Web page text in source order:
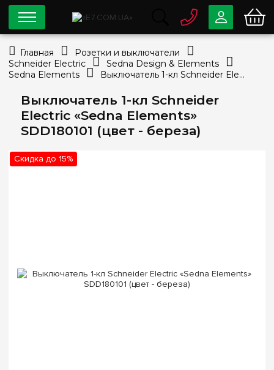
Выключатель 1-кл Schneider
Electric «Sedna Elements»
SDD180101 (цвет - береза)
Скидка до 15%
0 80033-63-07
info@e7.com.ua
334-79-78
Viber Telegram
Главная
Розетки и выключатели
Schneider Electric
Sedna Design & Elements
Sedna Elements
Выключатель 1-кл Schneider Electric «Sedna Elements» SDD180101 (цвет - береза)